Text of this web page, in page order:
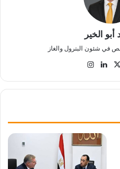
الخير
في شئون البترول والغاز
‫X لينكدإن